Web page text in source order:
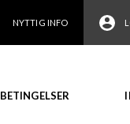
NYTTIG INFO
BETINGELSER